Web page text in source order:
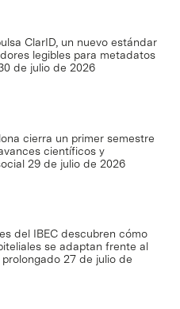
ClarID, un nuevo estándar
legibles para metadatos
de julio de 2026
cierra un primer semestre
científicos y
29 de julio de 2026
del IBEC descubren cómo
se adaptan frente al
27 de julio de